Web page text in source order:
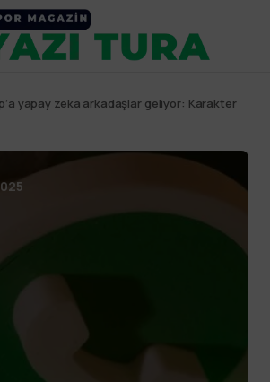
yapay zeka arkadaşlar geliyor: Karakter